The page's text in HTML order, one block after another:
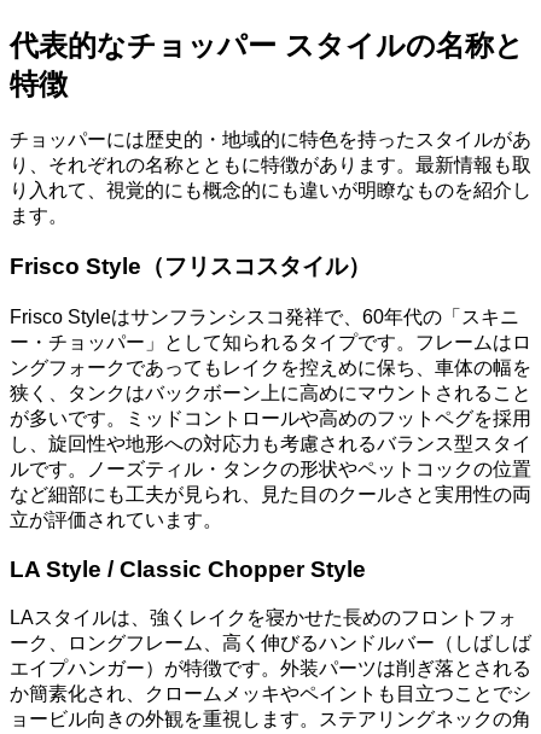
代表的なチョッパー スタイルの名称と
特徴
チョッパーには歴史的・地域的に特色を持ったスタイルがあ
り、それぞれの名称とともに特徴があります。最新情報も取
り入れて、視覚的にも概念的にも違いが明瞭なものを紹介し
ます。
Frisco Style（フリスコスタイル）
Frisco Styleはサンフランシスコ発祥で、60年代の「スキニ
ー・チョッパー」として知られるタイプです。フレームはロ
ングフォークであってもレイクを控えめに保ち、車体の幅を
狭く、タンクはバックボーン上に高めにマウントされること
が多いです。ミッドコントロールや高めのフットペグを採用
し、旋回性や地形への対応力も考慮されるバランス型スタイ
ルです。ノーズティル・タンクの形状やペットコックの位置
など細部にも工夫が見られ、見た目のクールさと実用性の両
立が評価されています。
LA Style / Classic Chopper Style
LAスタイルは、強くレイクを寝かせた長めのフロントフォ
ーク、ロングフレーム、高く伸びるハンドルバー（しばしば
エイプハンガー）が特徴です。外装パーツは削ぎ落とされる
か簡素化され、クロームメッキやペイントも目立つことでシ
ョービル向きの外観を重視します。ステアリングネックの角